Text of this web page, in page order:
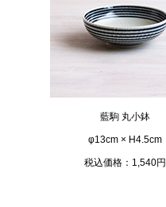
藍駒 丸小鉢
φ13cm × H4.5cm
税込価格：1,540円